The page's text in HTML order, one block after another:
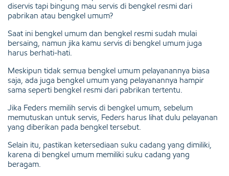
diservis tapi bingung mau servis di bengkel resmi dari
pabrikan atau bengkel umum?
Saat ini bengkel umum dan bengkel resmi sudah mulai
bersaing, namun jika kamu servis di bengkel umum juga
harus berhati-hati.
Meskipun tidak semua bengkel umum pelayanannya biasa
saja, ada juga bengkel umum yang pelayanannya hampir
sama seperti bengkel resmi dari pabrikan tertentu.
Jika Feders memilih servis di bengkel umum, sebelum
memutuskan untuk servis, Feders harus lihat dulu pelayanan
yang diberikan pada bengkel tersebut.
Selain itu, pastikan ketersediaan suku cadang yang dimiliki,
karena di bengkel umum memiliki suku cadang yang
beragam.